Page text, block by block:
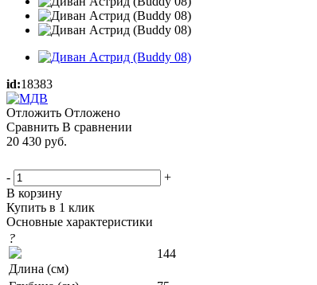
id:18383
Отложить Отложено
Сравнить В сравнении
20 430 руб.
-
+
В корзину
Купить в 1 клик
Основные характеристики
?
Длина (см)
144